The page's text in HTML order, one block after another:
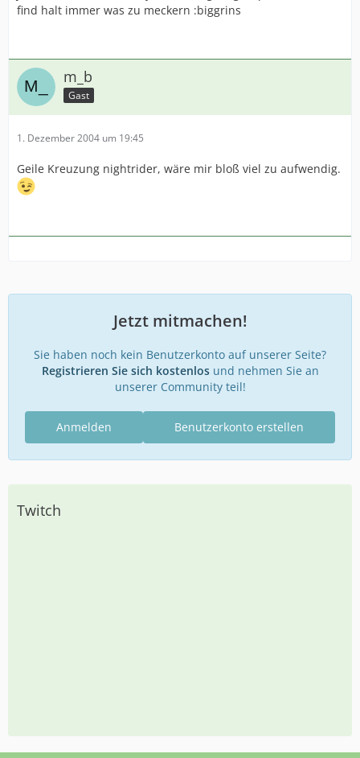
find halt immer was zu meckern :biggrins
m_b
Gast
1. Dezember 2004 um 19:45
Geile Kreuzung nightrider, wäre mir bloß viel zu aufwendig.
Jetzt mitmachen!
Sie haben noch kein Benutzerkonto auf unserer Seite?
Registrieren Sie sich kostenlosund nehmen Sie an
unserer Community teil!
Benutzerkonto erstellen
Anmelden
Twitch